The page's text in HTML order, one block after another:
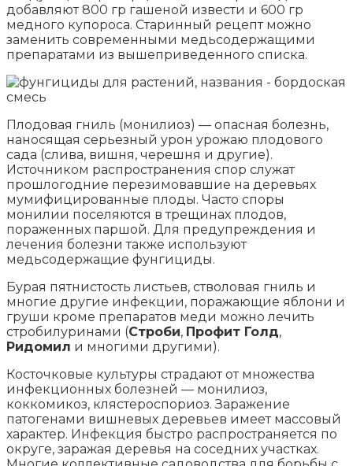
добавляют 800 гр гашеной извести и 600 гр
медного купороса. Старинный рецепт можно
заменить современными медьсодержащими
препаратами из вышеприведенного списка.
Плодовая гниль (монилиоз) — опасная болезнь,
наносящая серьезный урон урожаю плодового
сада (слива, вишня, черешня и другие).
Источником распространения спор служат
прошлогодние перезимовавшие на деревьях
мумифицированные плоды. Часто споры
монилии поселяются в трещинах плодов,
пораженных паршой. Для предупреждения и
лечения болезни также используют
медьсодержащие фунгициды.
Бурая пятнистость листьев, стволовая гниль и
многие другие инфекции, поражающие яблони и
груши кроме препаратов меди можно лечить
стробилуринами (Строби, Профит Голд,
Ридомил и многими другими).
Косточковые культуры страдают от множества
инфекционных болезней — монилиоз,
коккомикоз, клястероспориоз. Заражение
патогенами вишневых деревьев имеет массовый
характер. Инфекция быстро распространяется по
округе, заражая деревья на соседних участках.